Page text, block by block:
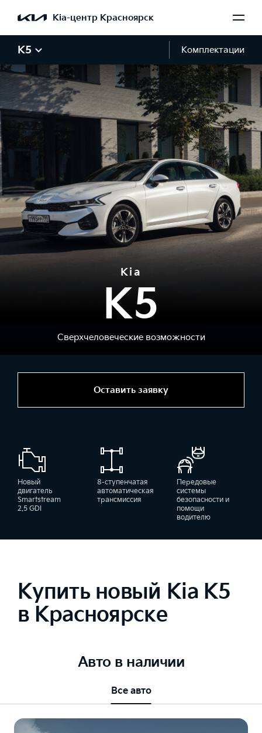
Kia-центр Красноярск
K5 Комплектации
Оставить заявку
Kia
K5
Сверхчеловеческие возможности
Новый
двигатель
Smartstream
2.5 GDI
8-ступенчатая
автоматическая
трансмиссия
Передовые
системы
безопасности и
помощи
водителю
Купить новый Kia K5
в Красноярске
Авто в наличии
Все авто